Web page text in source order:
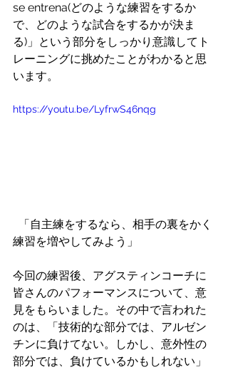
se entrena(どのような練習をするか
で、どのような試合をするかが決ま
る)」という部分をしっかり意識してト
レーニングに挑めたことがわかると思
います。
https://youtu.be/LyfrwS46nqg
練習を増やしてみよう」
今回の練習後、アグスティンコーチに
皆さんのパフォーマンスについて、意
見をもらいました。その中で言われた
のは、「技術的な部分では、アルゼン
チンに負けてない。しかし、意外性の
部分では、負けているかもしれない」